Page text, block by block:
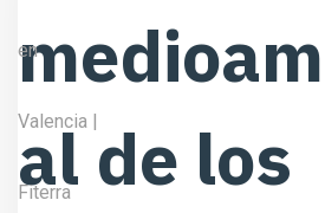
al de los